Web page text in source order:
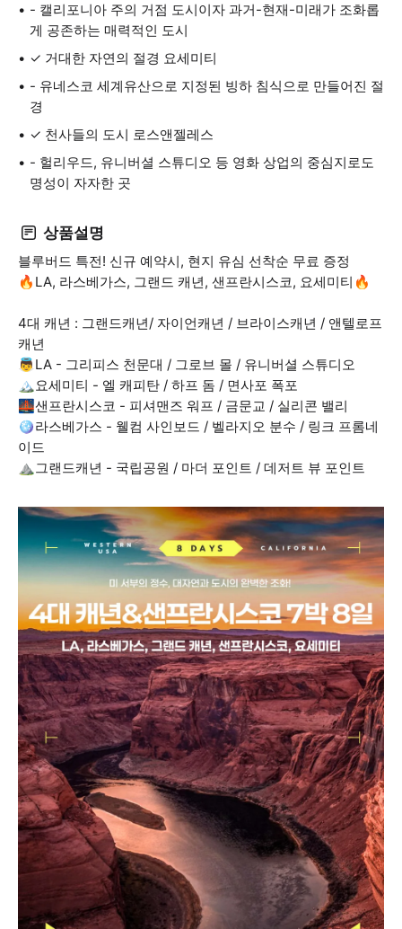
- 캘리포니아 주의 거점 도시이자 과거-현재-미래가 조화롭
게 공존하는 매력적인 도시
✓ 거대한 자연의 절경 요세미티
- 유네스코 세계유산으로 지정된 빙하 침식으로 만들어진 절
경
✓ 천사들의 도시 로스앤젤레스
- 헐리우드, 유니버셜 스튜디오 등 영화 상업의 중심지로도
명성이 자자한 곳
상품설명
블루버드 특전! 신규 예약시, 현지 유심 선착순 무료 증정
🔥LA, 라스베가스, 그랜드 캐년, 샌프란시스코, 요세미티🔥
4대 캐년 : 그랜드캐년/ 자이언캐년 / 브라이스캐년 / 앤텔로프
캐년
👼LA - 그리피스 천문대 / 그로브 몰 / 유니버셜 스튜디오
🏔️요세미티 - 엘 캐피탄 / 하프 돔 / 면사포 폭포
🌉샌프란시스코 - 피셔맨즈 워프 / 금문교 / 실리콘 밸리
🪩라스베가스 - 웰컴 사인보드 / 벨라지오 분수 / 링크 프롬네
이드
⛰️그랜드캐년 - 국립공원 / 마더 포인트 / 데저트 뷰 포인트